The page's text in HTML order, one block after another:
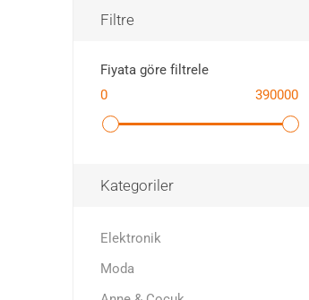
Filtre
Fiyata göre filtrele
0
390000
Kategoriler
Elektronik
Moda